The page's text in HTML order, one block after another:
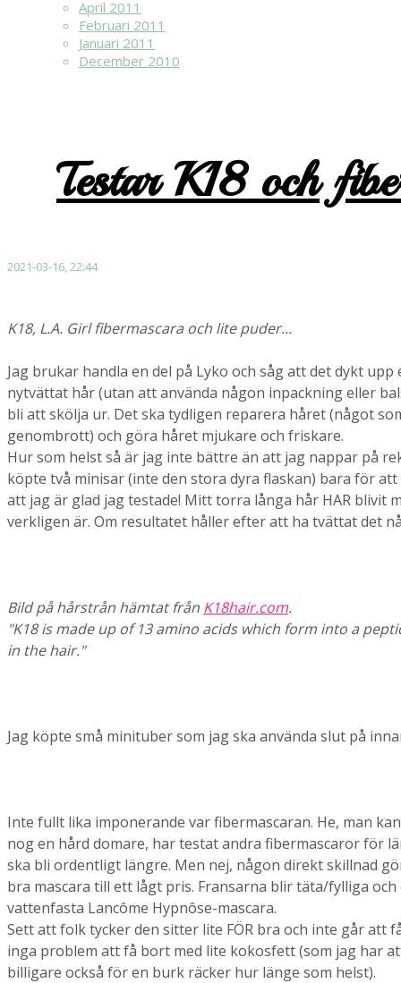
April 2011
Februari 2011
Januari 2011
December 2010
Testar K18 och
2021-03-16, 22:44
K18, L.A. Girl fibermascara och lite puder...
Jag brukar handla en del på Lyko och såg att det dykt upp
nytvättat hår (utan att använda någon inpackning eller
bli att skölja ur. Det ska tydligen reparera håret (något
genombrott) och göra håret mjukare och friskare.
Hur som helst så är jag inte bättre än att jag nappar på
köpte två minisar (inte den stora dyra flaskan) bara för
att jag är glad jag testade! Mitt torra långa hår HAR
verkligen är. Om resultatet håller efter att ha tvättat det
Bild på hårstrån hämtat från K18hair.com.
"K18 is made up of 13 amino acids which form into a
in the hair."
Jag köpte små minituber som jag ska använda slut på
Inte fullt lika imponerande var fibermascaran. He, man
nog en hård domare, har testat andra fibermascaror för
ska bli ordentligt längre. Men nej, någon direkt skillnad
bra mascara till ett lågt pris. Fransarna blir täta/fylliga
vattenfasta Lancôme Hypnôse-mascara.
Sett att folk tycker den sitter lite FÖR bra och inte går att
inga problem att få bort med lite kokosfett (som jag har
billigare också för en burk räcker hur länge som helst).